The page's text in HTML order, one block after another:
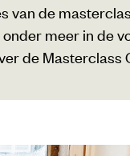
van de
meer in de
de Masterclass